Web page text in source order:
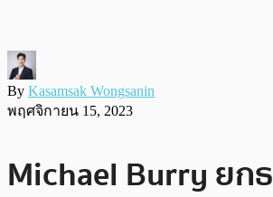
By Kasamsak Wongsanin
พฤศจิกายน 15, 2023
Michael Burry ยก